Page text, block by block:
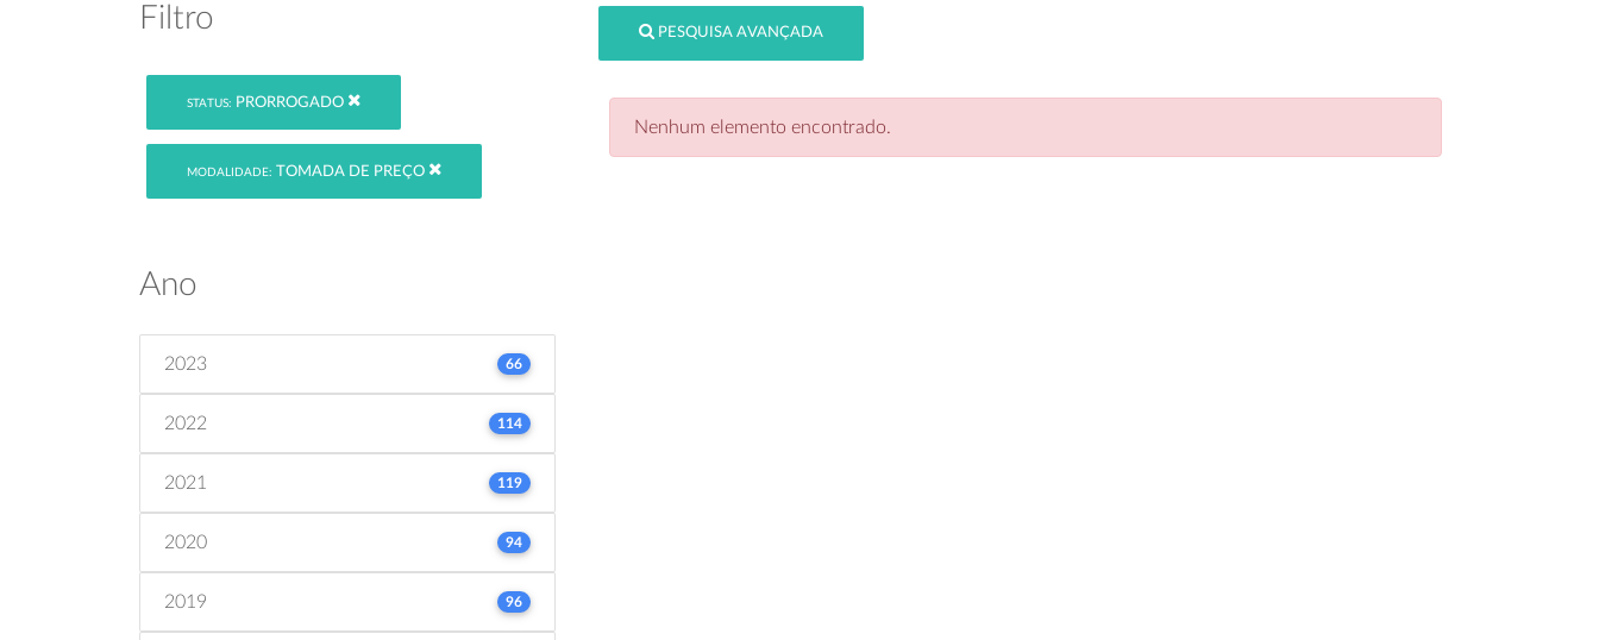
Filtro
STATUS: PRORROGADO
MODALIDADE: TOMADA DE PREÇO
Ano
2023 66
2022 114
2021 119
2020 94
2019 96
PESQUISA AVANÇADA
Nenhum elemento encontrado.